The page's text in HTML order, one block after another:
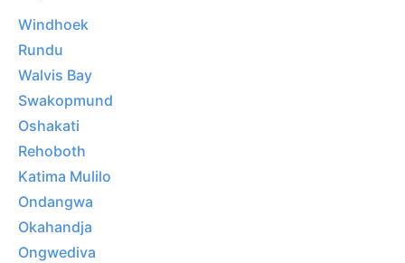
Windhoek
Rundu
Walvis Bay
Swakopmund
Oshakati
Rehoboth
Katima Mulilo
Ondangwa
Okahandja
Ongwediva